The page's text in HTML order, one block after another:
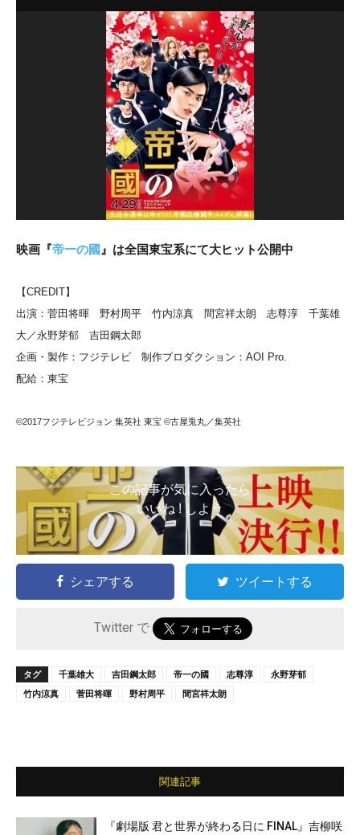
映画『帝一の國 』は全国東宝系にて大ヒット公開中
【CREDIT】
出演：菅田将暉 野村周平 竹内涼真 間宮祥太朗 志尊淳 千葉雄
大／永野芽郁 吉田鋼太郎
企画・製作：フジテレビ 制作プロダクション：AOI Pro.
配給：東宝
©2017フジテレビジョン 集英社 東宝 ©古屋兎丸／集英社
この記事が気に入ったら
いいね ! しよう
シェアする ツイートする
Twitter で
タグ 千葉雄大 吉田鋼太郎 帝一の國 志尊淳
永野芽郁
竹内涼真
菅田将暉 野村周平 間宮祥太朗
関連記事
『劇場版 君と世界が終わる日に FINAL』吉柳咲